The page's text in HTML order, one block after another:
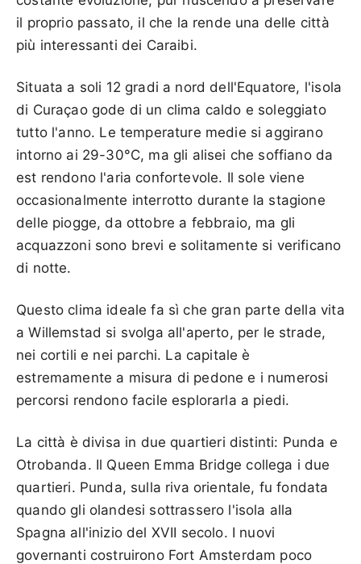
il proprio passato, il che la rende una delle città
più interessanti dei Caraibi.
Situata a soli 12 gradi a nord dell'Equatore, l'isola
di Curaçao gode di un clima caldo e soleggiato
tutto l'anno. Le temperature medie si aggirano
intorno ai 29-30°C, ma gli alisei che soffiano da
est rendono l'aria confortevole. Il sole viene
occasionalmente interrotto durante la stagione
delle piogge, da ottobre a febbraio, ma gli
acquazzoni sono brevi e solitamente si verificano
di notte.
Questo clima ideale fa sì che gran parte della vita
a Willemstad si svolga all'aperto, per le strade,
nei cortili e nei parchi. La capitale è
estremamente a misura di pedone e i numerosi
percorsi rendono facile esplorarla a piedi.
La città è divisa in due quartieri distinti: Punda e
Otrobanda. Il Queen Emma Bridge collega i due
quartieri. Punda, sulla riva orientale, fu fondata
quando gli olandesi sottrassero l'isola alla
Spagna all'inizio del XVII secolo. I nuovi
governanti costruirono Fort Amsterdam poco